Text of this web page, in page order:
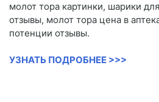
молот тора картинки, шарики
отзывы, молот тора цена в
потенции отзывы.
УЗНАТЬ ПОДРОБНЕЕ >>>